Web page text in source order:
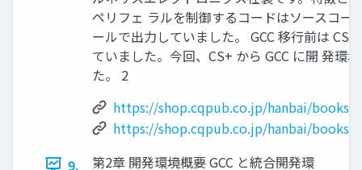
ペリフェ ラルを制御するコードはソースコー
ールで出力していました。 GCC 移行前は
ていました。今回、CS+ から GCC に開 発環
た。 2
https://shop.cqpub.co.jp/hanbai/books/
https://shop.cqpub.co.jp/hanbai/books/
9.
第2章 開発環境概要 GCC と統合開発環